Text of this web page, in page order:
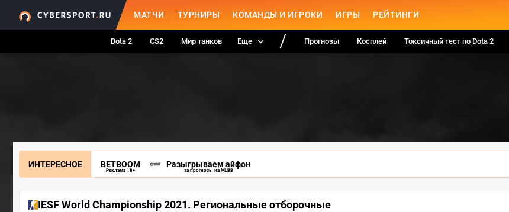
МАТЧИ ТУРНИРЫ КОМАНДЫ И ИГРОКИ ИГРЫ РЕЙТИНГИ
Dota 2 CS2 Мир танков Еще Прогнозы Косплей Токсичный тест по Dota 2
ИНТЕРЕСНОЕ BETBOOM
Реклама 18+
Разыгрываем айфон
за прогнозы на MLBB
IESF World Championship 2021. Региональные отборочные